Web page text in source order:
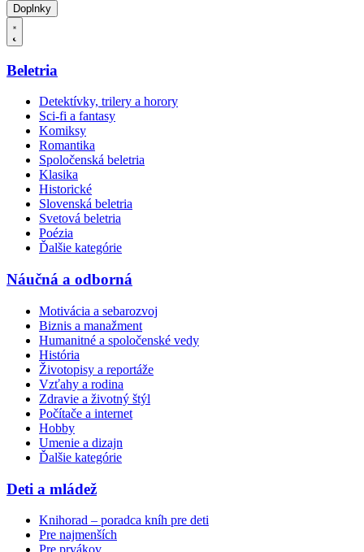
Doplnky
Beletria
Detektívky, trilery a horory
Sci-fi a fantasy
Komiksy
Romantika
Spoločenská beletria
Klasika
Historické
Slovenská beletria
Svetová beletria
Poézia
Ďalšie kategórie
Náučná a odborná
Motivácia a sebarozvoj
Biznis a manažment
Humanitné a spoločenské vedy
História
Životopisy a reportáže
Vzťahy a rodina
Zdravie a životný štýl
Počítače a internet
Hobby
Umenie a dizajn
Ďalšie kategórie
Deti a mládež
Knihorad – poradca kníh pre deti
Pre najmenších